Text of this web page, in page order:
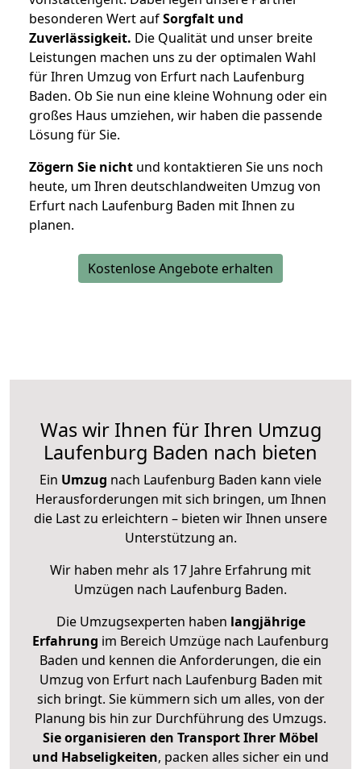
besonderen Wert aufSorgfalt und
Zuverlässigkeit. Die Qualität und unser breite
Leistungen machen uns zu der optimalen Wahl
für Ihren Umzug von Erfurt nach Laufenburg
Baden. Ob Sie nun eine kleine Wohnung oder ein
großes Haus umziehen, wir haben die passende
Lösung für Sie.
Zögern Sie nicht und kontaktieren Sie uns noch
heute, um Ihren deutschlandweiten Umzug von
Erfurt nach Laufenburg Baden mit Ihnen zu
planen.
Kostenlose Angebote erhalten
Was wir Ihnen für Ihren Umzug
Laufenburg Baden nach bieten
Ein Umzug nach Laufenburg Baden kann viele
Herausforderungen mit sich bringen, um Ihnen
die Last zu erleichtern – bieten wir Ihnen unsere
Unterstützung an.
Wir haben mehr als 17 Jahre Erfahrung mit
Umzügen nach Laufenburg Baden.
Die Umzugsexperten haben langjährige
Erfahrung im Bereich Umzüge nach Laufenburg
Baden und kennen die Anforderungen, die ein
Umzug von Erfurt nach Laufenburg Baden mit
sich bringt. Sie kümmern sich um alles, von der
Planung bis hin zur Durchführung des Umzugs.
Sie organisieren den Transport Ihrer Möbel
und Habseligkeiten, packen alles sicher ein und